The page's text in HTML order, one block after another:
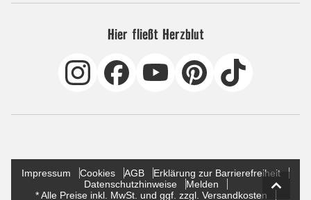
Hier fließt Herzblut
Impressum Cookies AGB
Erklärung zur Barrierefreiheit
Datenschutzhinweise
Melden
* Alle Preise inkl. MwSt. und ggf. zzgl. Versandkosten